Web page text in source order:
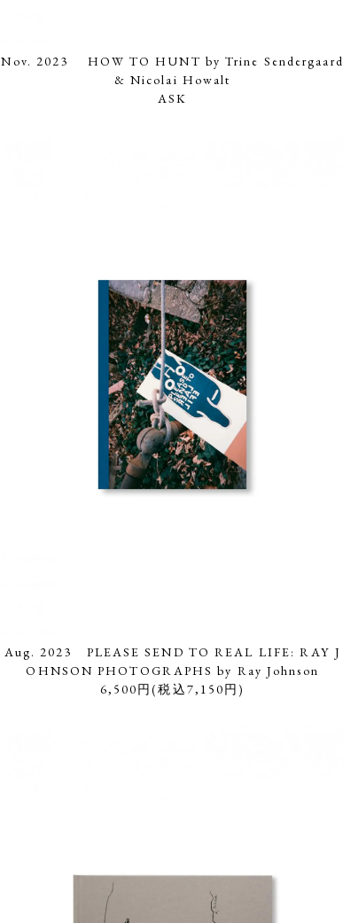
Nov. 2023 HOW TO HUNT by Trine Sendergaard
& Nicolai Howalt
ASK
Aug. 2023 PLEASE SEND TO REAL LIFE: RAY J
OHNSON PHOTOGRAPHS by Ray Johnson
6,500円(税込7,150円)